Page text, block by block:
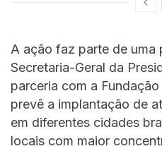
A ação faz parte de uma
Secretaria-Geral da
parceria com a
prevê a implantação de
em diferentes cidades
locais com maior